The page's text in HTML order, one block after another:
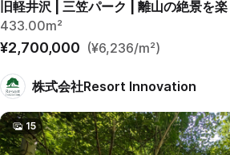
旧軽井沢 | 三笠パーク | 離山の絶景を
433.00m²
¥2,700,000 (¥6,236/m²)
株式会社Resort Innovation
15